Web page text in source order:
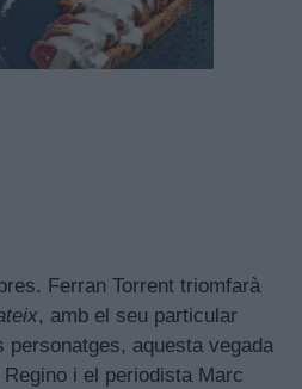
Ferran Torrent triomfarà
, amb el seu particular
aquesta vegada
i el periodista Marc